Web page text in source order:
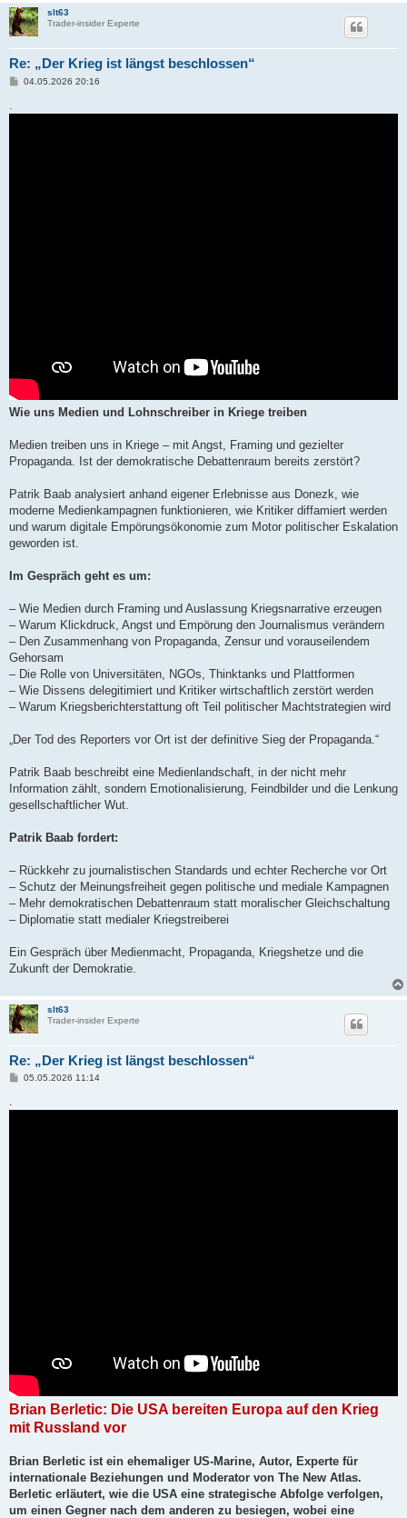
slt63
Trader-insider Experte
Re: „Der Krieg ist längst beschlossen“
B
t
04.05.2026 20:16
Wie uns Medien und Lohnschreiber in Kriege treiben
Medien treiben uns in Kriege – mit Angst, Framing und gezielter
Propaganda. Ist der demokratische Debattenraum bereits zerstört?
Patrik Baab analysiert anhand eigener Erlebnisse aus Donezk, wie
moderne Medienkampagnen funktionieren, wie Kritiker diffamiert werden
und warum digitale Empörungsökonomie zum Motor politischer Eskalation
geworden ist.
Im Gespräch geht es um:
– Wie Medien durch Framing und Auslassung Kriegsnarrative erzeugen
– Warum Klickdruck, Angst und Empörung den Journalismus verändern
– Den Zusammenhang von Propaganda, Zensur und vorauseilendem
Gehorsam
– Die Rolle von Universitäten, NGOs, Thinktanks und Plattformen
– Wie Dissens delegitimiert und Kritiker wirtschaftlich zerstört werden
– Warum Kriegsberichterstattung oft Teil politischer Machtstrategien wird
„Der Tod des Reporters vor Ort ist der definitive Sieg der Propaganda.“
Patrik Baab beschreibt eine Medienlandschaft, in der nicht mehr
Information zählt, sondern Emotionalisierung, Feindbilder und die Lenkung
gesellschaftlicher Wut.
Patrik Baab fordert:
– Rückkehr zu journalistischen Standards und echter Recherche vor Ort
– Schutz der Meinungsfreiheit gegen politische und mediale Kampagnen
– Mehr demokratischen Debattenraum statt moralischer Gleichschaltung
– Diplomatie statt medialer Kriegstreiberei
Ein Gespräch über Medienmacht, Propaganda, Kriegshetze und die
Zukunft der Demokratie.
slt63
Trader-insider Experte
Re: „Der Krieg ist längst beschlossen“
B
t
05.05.2026 11:14
.
Brian Berletic: Die USA bereiten Europa auf den Krieg
mit Russland vor
Brian Berletic ist ein ehemaliger US-Marine, Autor, Experte für
internationale Beziehungen und Moderator von The New Atlas.
Berletic erläutert, wie die USA eine strategische Abfolge verfolgen,
um einen Gegner nach dem anderen zu besiegen, wobei eine